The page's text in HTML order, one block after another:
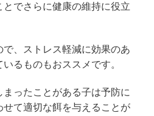
でさらに健康の維持に役立
、ストレス軽減に効果のあ
るものもおススメです。
ったことがある子は予防に
て適切な餌を与えることが